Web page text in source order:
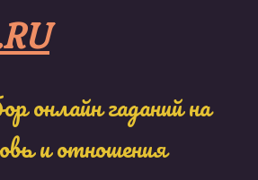
онлайн гаданий на
и отношения